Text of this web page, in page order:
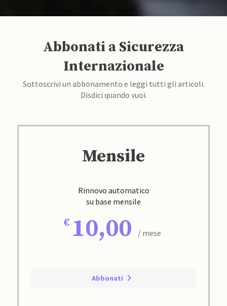
Abbonati a Sicurezza
Internazionale
Sottoscrivi un abbonamento e leggi tutti gli articoli.
Disdici quando vuoi.
Mensile
Rinnovo automatico
su base mensile
10,00 / mese
Abbonati